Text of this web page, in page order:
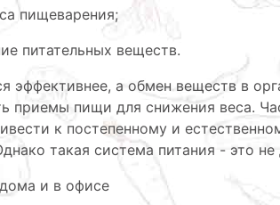
пищеварения;
питательных веществ.
эффективнее, а обмен веществ в
приемы пищи для снижения веса.
к постепенному и
такая система питания - это
и в офисе